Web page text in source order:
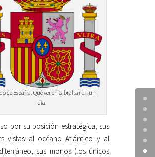
de España. Qué ver en Gibraltar en un
día.
por su posición estratégica, sus
vistas al océano Atlántico y al
sus monos (los únicos